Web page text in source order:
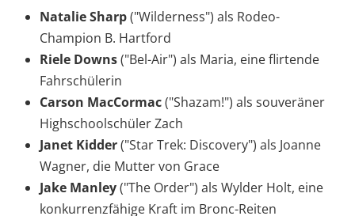
Natalie Sharp("Wilderness") als Rodeo-
Champion B. Hartford
Riele Downs("Bel-Air") als Maria, eine flirtende
Fahrschülerin
Carson MacCormac("Shazam!") als souveräner
Highschoolschüler Zach
Janet Kidder("Star Trek: Discovery") als Joanne
Wagner, die Mutter von Grace
Jake Manley("The Order") als Wylder Holt, eine
konkurrenzfähige Kraft im Bronc-Reiten